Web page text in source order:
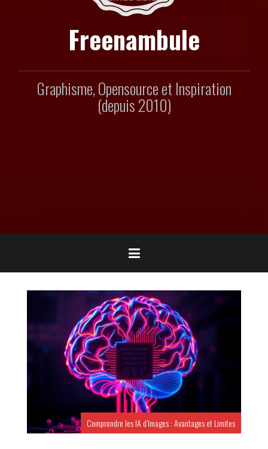
Freenambule
Graphisme, Opensource et Inspiration
(depuis 2010)
Comprendre les IA d’Images : Avantages et Limites